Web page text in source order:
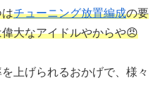
はチューニング放置編成の要
大なアイドルやからや😠
上げられるおかげで、様々